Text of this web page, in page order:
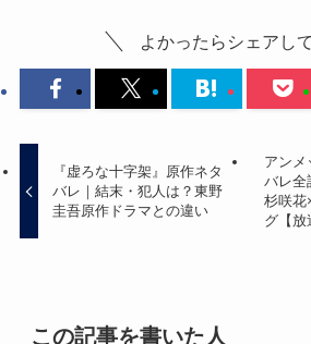
よかったらシェアし
『虚ろな十字架』原作ネタ
バレ｜結末・犯人は？東野
圭吾原作ドラマとの違い
アンメ
バレ全
杉咲花
グ【放
この記事を書いた人